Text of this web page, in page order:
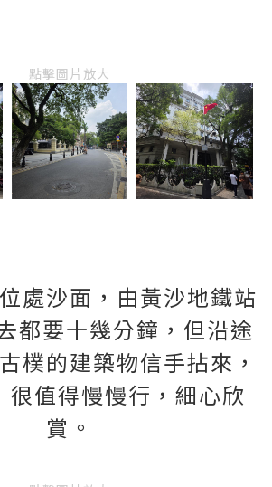
點擊圖片放大
處沙面，由黃沙地鐵站
都要十幾分鐘，但沿途
樸的建築物信手拈來，
很值得慢慢行，細心欣
賞。